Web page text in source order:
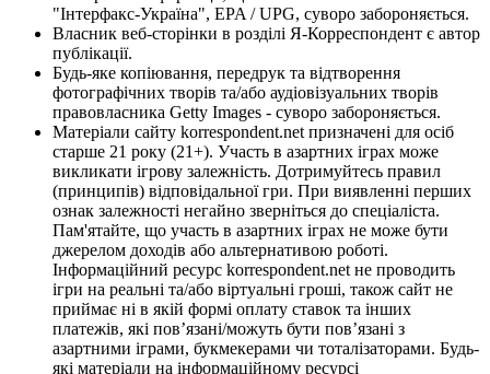
"Інтерфакс-Україна", EPA / UPG, суворо забороняється.
Власник веб-сторінки в розділі Я-Корреспондент є автор
публікації.
Будь-яке копіювання, передрук та відтворення
фотографічних творів та/або аудіовізуальних творів
правовласника Getty Images - суворо забороняється.
Матеріали сайту korrespondent.net призначені для осіб
старше 21 року (21+). Участь в азартних іграх може
викликати ігрову залежність. Дотримуйтесь правил
(принципів) відповідальної гри. При виявленні перших
ознак залежності негайно зверніться до спеціаліста.
Пам'ятайте, що участь в азартних іграх не може бути
джерелом доходів або альтернативою роботі.
Інформаційний ресурс korrespondent.net не проводить
ігри на реальні та/або віртуальні гроші, також сайт не
приймає ні в якій формі оплату ставок та інших
платежів, які пов’язані/можуть бути пов’язані з
азартними іграми, букмекерами чи тоталізаторами. Будь-
які матеріали на інформаційному ресурсі